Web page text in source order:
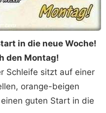
in die neue Woche!
den Montag!
Schleife sitzt auf einer
orange-beigen
guten Start in die